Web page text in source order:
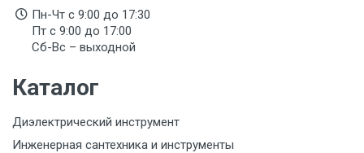
Пн-Чт с 9:00 до 17:30
Пт с 9:00 до 17:00
Сб-Вс – выходной
Каталог
Диэлектрический инструмент
Инженерная сантехника и инструменты